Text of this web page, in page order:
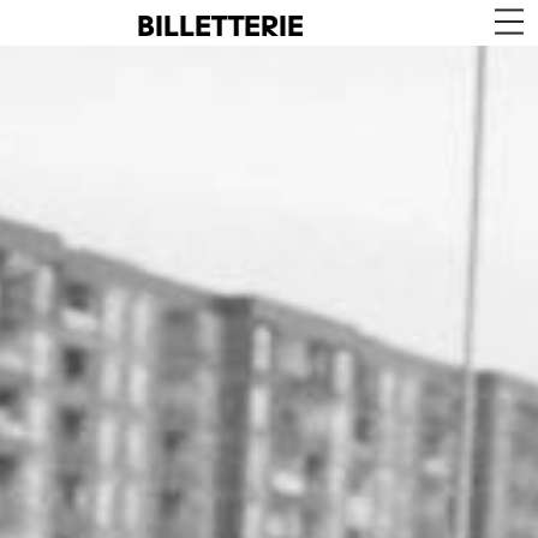
BILLETTERIE